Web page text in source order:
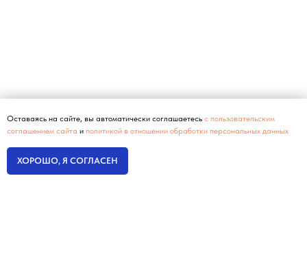
Оставаясь на сайте, вы автоматически соглашаетесь с пользовательским
соглашением сайта и политикой в отношении обработки персональных данных
ХОРОШО, Я СОГЛАСЕН